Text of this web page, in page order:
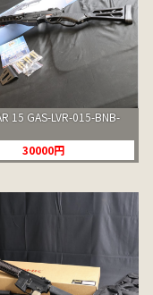
15 GAS-LVR-015-BNB-
30000円